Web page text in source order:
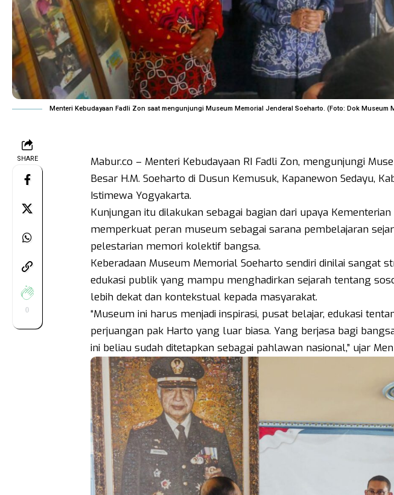
Menteri Kebudayaan Fadli Zon saat mengunjungi Museum Memorial Jenderal Soeharto. (Foto: Dok Museum
SHARE
0
Mabur.co – Menteri Kebudayaan RI Fadli Zon, mengunjungi
Besar H.M. Soeharto di Dusun Kemusuk, Kapanewon Sedayu,
Istimewa Yogyakarta.
Kunjungan itu dilakukan sebagai bagian dari upaya
memperkuat peran museum sebagai sarana pembelajaran
pelestarian memori kolektif bangsa.
Keberadaan Museum Memorial Soeharto sendiri dinilai sangat
edukasi publik yang mampu menghadirkan sejarah tentang
lebih dekat dan kontekstual kepada masyarakat.
“Museum ini harus menjadi inspirasi, pusat belajar, edukasi
perjuangan pak Harto yang luar biasa. Yang berjasa bagi
ini beliau sudah ditetapkan sebagai pahlawan nasional,” ujar